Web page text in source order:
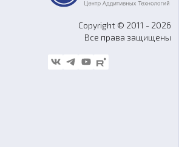
Copyright © 2011 - 2026
Все права защищены